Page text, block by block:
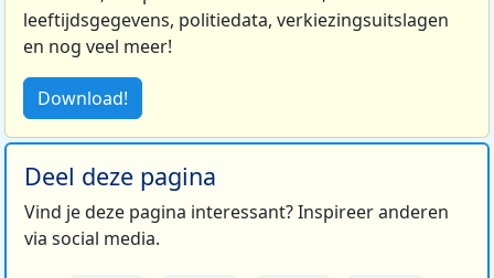
leeftijdsgegevens, politiedata, verkiezingsuitslagen
en nog veel meer!
Download!
Deel deze pagina
Vind je deze pagina interessant? Inspireer anderen
via social media.